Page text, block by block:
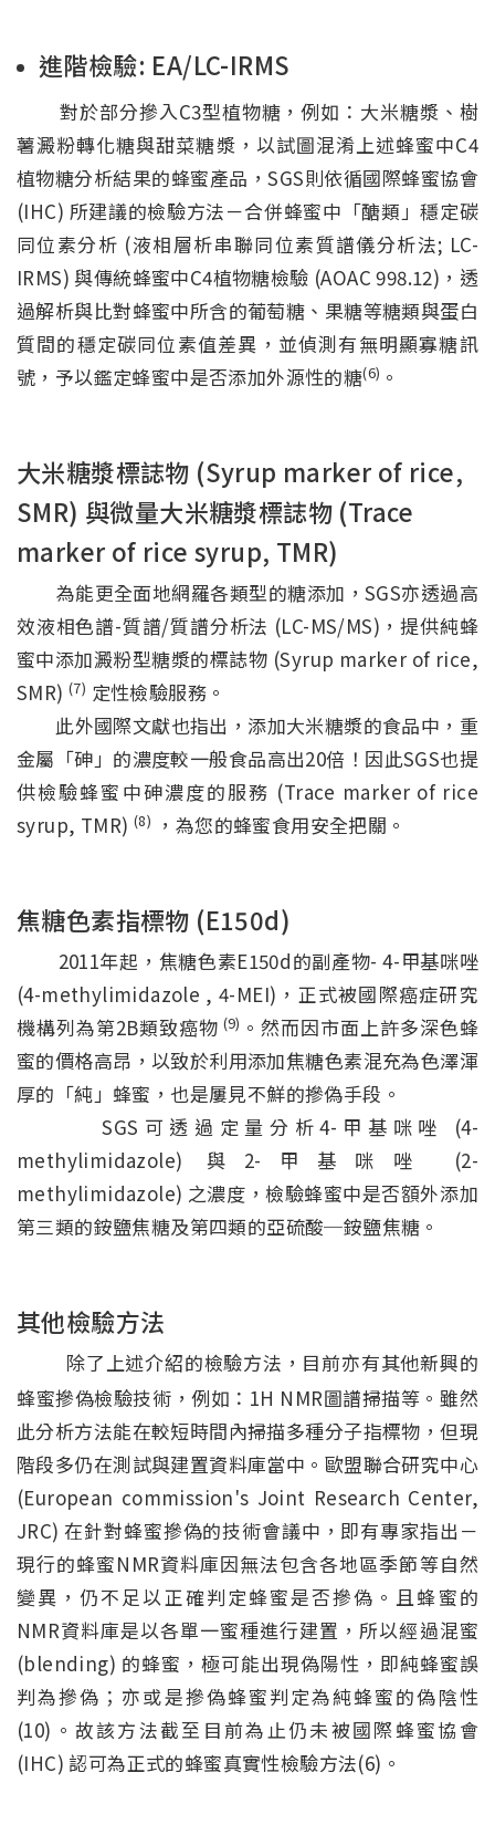
進階檢驗: EA/LC-IRMS
對於部分摻入C3型植物糖，例如：大米糖漿、樹
薯澱粉轉化糖與甜菜糖漿，以試圖混淆上述蜂蜜中C4
植物糖分析結果的蜂蜜產品，SGS則依循國際蜂蜜協會
(IHC) 所建議的檢驗方法－合併蜂蜜中「醣類」穩定碳
同位素分析 (液相層析串聯同位素質譜儀分析法; LC-
IRMS) 與傳統蜂蜜中C4植物糖檢驗 (AOAC 998.12)，透
過解析與比對蜂蜜中所含的葡萄糖、果糖等糖類與蛋白
質間的穩定碳同位素值差異，並偵測有無明顯寡糖訊
號，予以鑑定蜂蜜中是否添加外源性的糖(6) 。
大米糖漿標誌物 (Syrup marker of rice,
SMR) 與微量大米糖漿標誌物 (Trace
marker of rice syrup, TMR)
為能更全面地網羅各類型的糖添加，SGS亦透過高
效液相色譜-質譜/質譜分析法 (LC-MS/MS)，提供純蜂
蜜中添加澱粉型糖漿的標誌物 (Syrup marker of rice,
SMR) (7) 定性檢驗服務。
此外國際文獻也指出，添加大米糖漿的食品中，重
金屬「砷」的濃度較一般食品高出20倍！因此SGS也提
供檢驗蜂蜜中砷濃度的服務 (Trace marker of rice
syrup, TMR) (8) ，為您的蜂蜜食用安全把關。
焦糖色素指標物 (E150d)
2011年起，焦糖色素E150d的副產物- 4-甲基咪唑
(4-methylimidazole , 4-MEI)，正式被國際癌症研究
機構列為第2B類致癌物 (9) 。然而因市面上許多深色蜂
蜜的價格高昂，以致於利用添加焦糖色素混充為色澤渾
厚的「純」蜂蜜，也是屢見不鮮的摻偽手段。
SGS可透過定量分析4-甲基咪唑 (4-
methylimidazole) 與2-甲基咪唑 (2-
methylimidazole) 之濃度，檢驗蜂蜜中是否額外添加
第三類的銨鹽焦糖及第四類的亞硫酸─銨鹽焦糖。
其他檢驗方法
除了上述介紹的檢驗方法，目前亦有其他新興的
蜂蜜摻偽檢驗技術，例如：1H NMR圖譜掃描等。雖然
此分析方法能在較短時間內掃描多種分子指標物，但現
階段多仍在測試與建置資料庫當中。歐盟聯合研究中心
(European commission's Joint Research Center,
JRC) 在針對蜂蜜摻偽的技術會議中，即有專家指出－
現行的蜂蜜NMR資料庫因無法包含各地區季節等自然
變異，仍不足以正確判定蜂蜜是否摻偽。且蜂蜜的
NMR資料庫是以各單一蜜種進行建置，所以經過混蜜
(blending) 的蜂蜜，極可能出現偽陽性，即純蜂蜜誤
判為摻偽；亦或是摻偽蜂蜜判定為純蜂蜜的偽陰性
(10)。故該方法截至目前為止仍未被國際蜂蜜協會
(IHC) 認可為正式的蜂蜜真實性檢驗方法(6)。